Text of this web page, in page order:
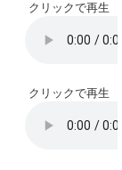
クリックで再生
クリックで再生